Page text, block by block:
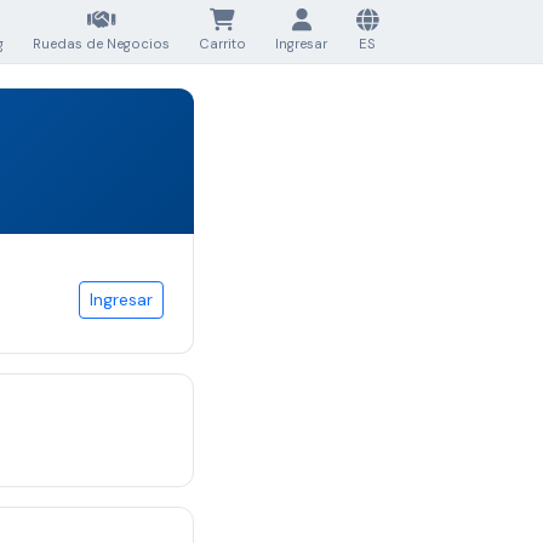
Ruedas de Negocios Carrito Ingresar ES
Ingresar